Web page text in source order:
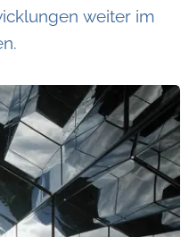
weiter im